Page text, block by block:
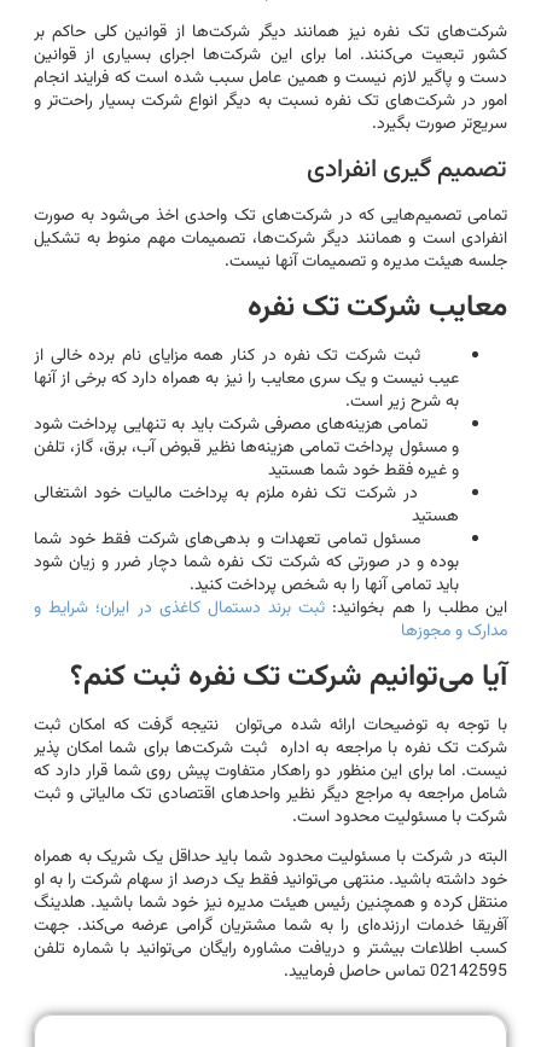
شرکت‌های تک نفره نیز همانند دیگر شرکت‌ها از قوانین کلی حاکم بر
کشور تبعیت می‌کنند. اما برای این شرکت‌ها اجرای بسیاری از قوانین
دست و پاگیر لازم نیست و همین عامل سبب شده است که فرایند انجام
امور در شرکت‌های تک نفره نسبت به دیگر انواع شرکت بسیار راحت‌تر و
سریع‌تر صورت بگیرد.
تصمیم گیری انفرادی
تمامی تصمیم‌هایی که در شرکت‌های تک واحدی اخذ می‌شود به صورت
انفرادی است و همانند دیگر شرکت‌ها، تصمیمات مهم منوط به تشکیل
جلسه هیئت مدیره و تصمیمات آنها نیست.
معایب شرکت تک نفره
ثبت شرکت تک نفره در کنار همه مزایای نام برده خالی از
عیب نیست و یک سری معایب را نیز به همراه دارد که برخی از آنها
به شرح زیر است.
تمامی هزینه‌های مصرفی شرکت باید به تنهایی پرداخت شود
و مسئول پرداخت تمامی هزینه‌ها نظیر قبوض آب، برق، گاز، تلفن
و غیره فقط خود شما هستید
در شرکت تک نفره ملزم به پرداخت مالیات خود اشتغالی
هستید
مسئول تمامی تعهدات و بدهی‌های شرکت فقط خود شما
بوده و در صورتی که شرکت تک نفره شما دچار ضرر و زیان شود
باید تمامی آنها را به شخص پرداخت کنید.
این مطلب را هم بخوانید: ثبت برند دستمال کاغذی در ایران؛ شرایط و
مدارک و مجوزها
آیا می‌توانیم شرکت تک نفره ثبت کنم؟
با توجه به توضیحات ارائه شده می‌توان نتیجه گرفت که امکان ثبت
شرکت تک نفره با مراجعه به اداره ثبت شرکت‌ها برای شما امکان پذیر
نیست. اما برای این منظور دو راهکار متفاوت پیش روی شما قرار دارد که
شامل مراجعه به مراجع دیگر نظیر واحدهای اقتصادی تک مالیاتی و ثبت
شرکت با مسئولیت محدود است.
البته در شرکت با مسئولیت محدود شما باید حداقل یک شریک به همراه
خود داشته باشید. منتهی می‌توانید فقط یک درصد از سهام شرکت را به او
منتقل کرده و همچنین رئیس هیئت مدیره نیز خود شما باشید. هلدینگ
آفریقا خدمات ارزنده‌ای را به شما مشتریان گرامی عرضه می‌کند. جهت
کسب اطلاعات بیشتر و دریافت مشاوره رایگان می‌توانید با شماره تلفن
02142595 تماس حاصل فرمایید.